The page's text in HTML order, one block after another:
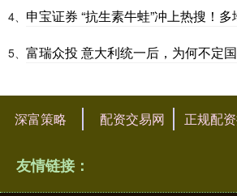
4、 申宝证券 “抗生素牛蛙”冲上热搜！
5、 富瑞众投 意大利统一后，为何不定
深富策略 配资交易网 正规配
友情链接：